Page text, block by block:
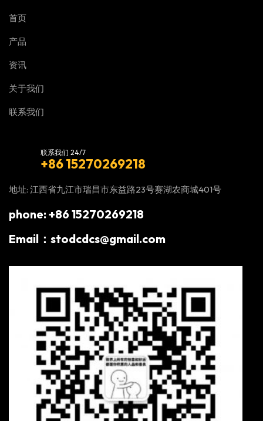
首页
产品
资讯
关于我们
联系我们
联系我们 24/7
+86 15270269218
地址: 江西省九江市瑞昌市东益路23号赛湖农商城401号
phone: +86 15270269218
Email：stodcdcs@gmail.com